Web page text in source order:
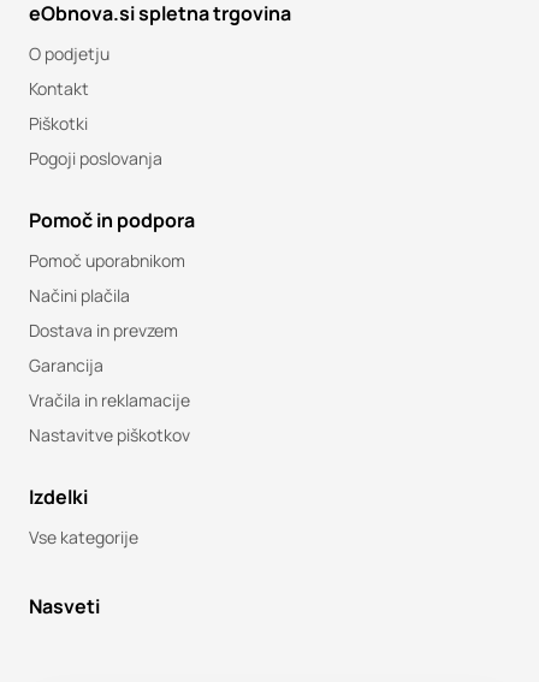
eObnova.si spletna trgovina
O podjetju
Kontakt
Piškotki
Pogoji poslovanja
Pomoč in podpora
Pomoč uporabnikom
Načini plačila
Dostava in prevzem
Garancija
Vračila in reklamacije
Nastavitve piškotkov
Izdelki
Vse kategorije
Nasveti